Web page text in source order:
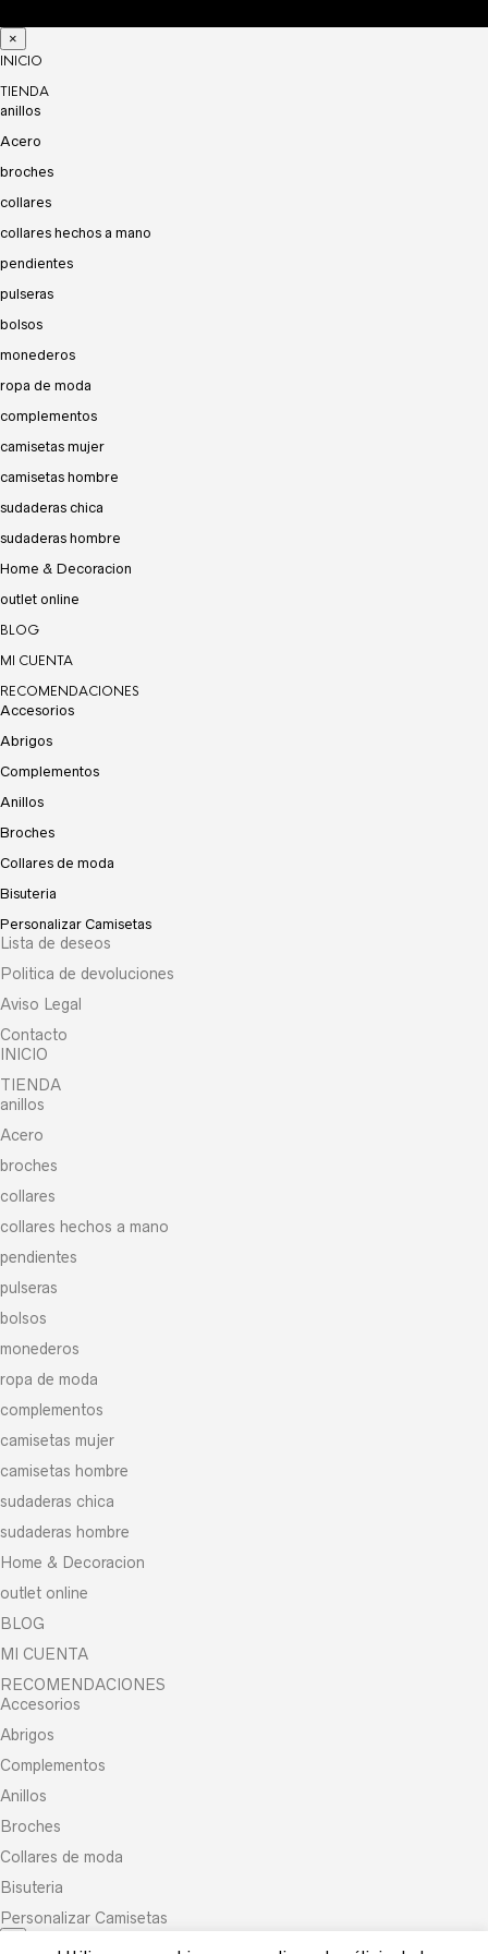
×
INICIO
TIENDA
anillos
Acero
broches
collares
collares hechos a mano
pendientes
pulseras
bolsos
monederos
ropa de moda
complementos
camisetas mujer
camisetas hombre
sudaderas chica
sudaderas hombre
Home & Decoracion
outlet online
BLOG
MI CUENTA
RECOMENDACIONES
Accesorios
Abrigos
Complementos
Anillos
Broches
Collares de moda
Bisuteria
Personalizar Camisetas
Lista de deseos
Politica de devoluciones
Aviso Legal
Contacto
INICIO
TIENDA
anillos
Acero
broches
collares
collares hechos a mano
pendientes
pulseras
bolsos
monederos
ropa de moda
complementos
camisetas mujer
camisetas hombre
sudaderas chica
sudaderas hombre
Home & Decoracion
outlet online
BLOG
MI CUENTA
RECOMENDACIONES
Accesorios
Abrigos
Complementos
Anillos
Broches
Collares de moda
Bisuteria
Personalizar Camisetas